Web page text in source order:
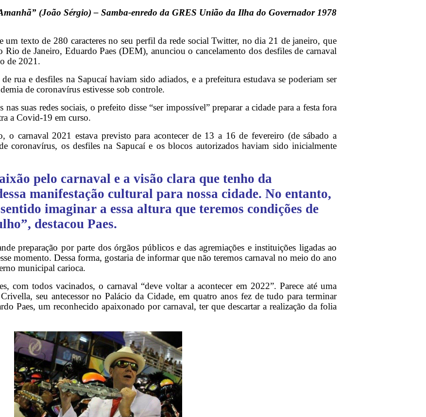
(João Sérgio) – Samba-enredo da GRES União da Ilha do Governador 1978
um texto de 280 caracteres no seu perfil da rede social Twitter, no dia 21 de janeiro, que
Rio de Janeiro, Eduardo Paes (DEM), anunciou o cancelamento dos desfiles de carnaval
de 2021.
rua e desfiles na Sapucaí haviam sido adiados, e a prefeitura estudava se poderiam ser
de coronavírus estivesse sob controle.
nas suas redes sociais, o prefeito disse “ser impossível” preparar a cidade para a festa fora
a Covid-19 em curso.
o carnaval 2021 estava previsto para acontecer de 13 a 16 de fevereiro (de sábado a
coronavírus, os desfiles na Sapucaí e os blocos autorizados haviam sido inicialmente
pelo carnaval e a visão clara que tenho da
manifestação cultural para nossa cidade. No entanto,
imaginar a essa altura que teremos condições de
destacou Paes.
preparação por parte dos órgãos públicos e das agremiações e instituições ligadas ao
momento. Dessa forma, gostaria de informar que não teremos carnaval no meio do ano
municipal carioca.
com todos vacinados, o carnaval “deve voltar a acontecer em 2022”. Parece até uma
seu antecessor no Palácio da Cidade, em quatro anos fez de tudo para terminar
Paes, um reconhecido apaixonado por carnaval, ter que descartar a realização da folia